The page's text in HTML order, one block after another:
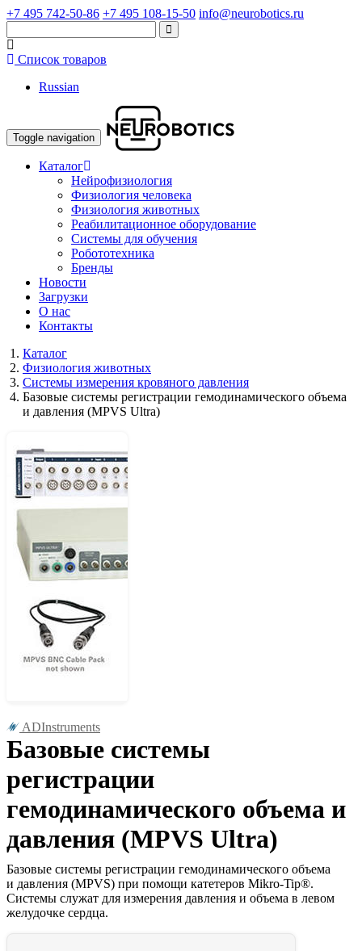
+7 495 742-50-86 +7 495 108-15-50 info@neurobotics.ru
Список товаров
Russian
Toggle navigation
Каталог
Нейрофизиология
Физиология человека
Физиология животных
Реабилитационное оборудование
Системы для обучения
Робототехника
Бренды
Новости
Загрузки
О нас
Контакты
Каталог
Физиология животных
Системы измерения кровяного давления
Базовые системы регистрации гемодинамического объема
и давления (MPVS Ultra)
ADInstruments
Базовые системы
регистрации
гемодинамического объема и
давления (MPVS Ultra)
Базовые системы регистрации гемодинамического объема
и давления (MPVS) при помощи катетеров Mikro-Tip®.
Системы служат для измерения давления и объема в левом
желудочке сердца.